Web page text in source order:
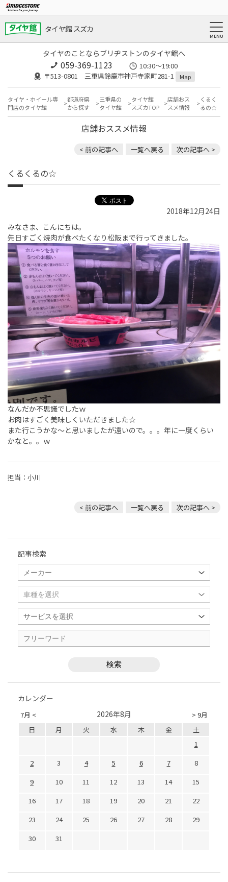
タイヤ館 スズカ
タイヤのことならブリヂストンのタイヤ館へ
059-369-1123
10:30～19:00
〒513-0801 三重県鈴鹿市神戸寺家町281-1
Map
タイヤ・ホイール専
門店のタイヤ館
都道府県
から探す
三重県の
タイヤ館
タイヤ館
スズカTOP
店舗おス
スメ情報
くるく
るの☆
店舗おススメ情報
< 前の記事へ 一覧へ戻る 次の記事へ >
くるくるの☆
2018年12月24日
みなさま、こんにちは。
先日すごく焼肉が食べたくなり松阪まで行ってきました。
なんだか不思議でしたｗ
お肉はすごく美味しくいただきました☆
また行こうかな～と思いましたが遠いので。。。年に一度くらい
かなと。。ｗ
担当：小川
< 前の記事へ 一覧へ戻る 次の記事へ >
記事検索
カレンダー
7月 < > 9月
2026年8月
日 月 火 水 木 金
土
1
2
3 4 5 6 7
8
9
10 11 12 13 14
15
16
17 18 19 20 21
22
23
24 25 26 27 28
29
30
31